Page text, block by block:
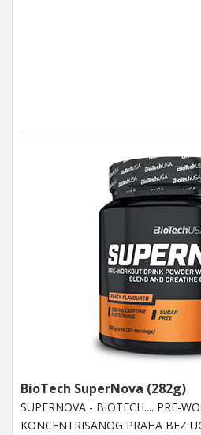
BioTech SuperNova (282g)
SUPERNOVA - BIOTECH.... PRE-
KONCENTRISANOG PRAHA BEZ